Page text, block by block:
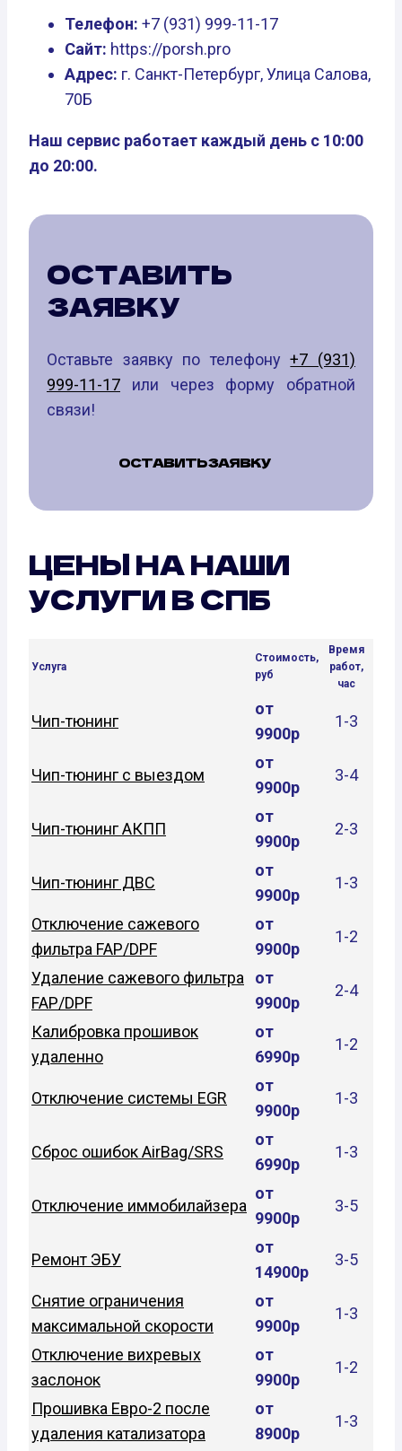
Телефон: +7 (931) 999-11-17
Сайт: https://porsh.pro
Адрес: г. Санкт-Петербург, Улица Салова,
70Б
Наш сервис работает каждый день с 10:00
до 20:00.
ОСТАВИТЬ
ЗАЯВКУ
Оставьте заявку по телефону+7 (931)
999-11-17 или через форму обратной
связи!
ОСТАВИТЬ ЗАЯВКУ
ЦЕНЫ НА НАШИ
УСЛУГИ В СПБ
Услуга
Стоимость,
руб
Время
работ,
час
Чип-тюнинг
от
9900р
1-3
Чип-тюнинг с выездом
от
9900р
3-4
Чип-тюнинг АКПП
от
9900р
2-3
Чип-тюнинг ДВС
от
9900р
1-3
Отключение сажевого
фильтра FAP/DPF
от
9900р
1-2
Удаление сажевого фильтра
FAP/DPF
от
9900р
2-4
Калибровка прошивок
удаленно
от
6990р
1-2
Отключение системы EGR
от
9900р
1-3
Сброс ошибок AirBag/SRS
от
6990р
1-3
Отключение иммобилайзера
от
9900р
3-5
Ремонт ЭБУ
от
14900р
3-5
Снятие ограничения
максимальной скорости
от
9900р
1-3
Отключение вихревых
заслонок
от
9900р
1-2
Прошивка Евро-2 после
удаления катализатора
от
8900р
1-3